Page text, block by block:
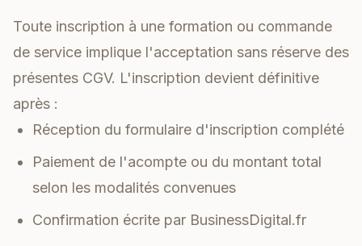
Toute inscription à une formation ou commande
de service implique l'acceptation sans réserve des
présentes CGV. L'inscription devient définitive
après :
Réception du formulaire d'inscription complété
Paiement de l'acompte ou du montant total
selon les modalités convenues
Confirmation écrite par BusinessDigital.fr